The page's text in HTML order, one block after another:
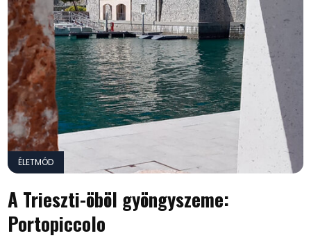
ÉLETMÓD
A Trieszti-öböl gyöngyszeme:
Portopiccolo